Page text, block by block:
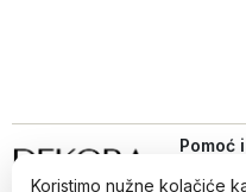
Pomoć
Koristimo nužne kolačiće